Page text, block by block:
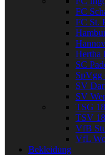
FC
FC St.
Hertha
SC
SpVgg
SV
SV
TSG
TSV
VfB
VfL
Bekleidung